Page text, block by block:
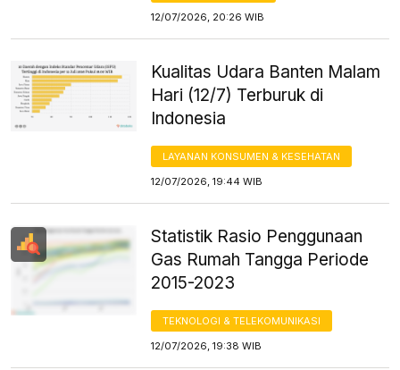
12/07/2026, 20:26 WIB
Kualitas Udara Banten Malam
Hari (12/7) Terburuk di
Indonesia
LAYANAN KONSUMEN & KESEHATAN
12/07/2026, 19:44 WIB
Statistik Rasio Penggunaan
Gas Rumah Tangga Periode
2015-2023
TEKNOLOGI & TELEKOMUNIKASI
12/07/2026, 19:38 WIB